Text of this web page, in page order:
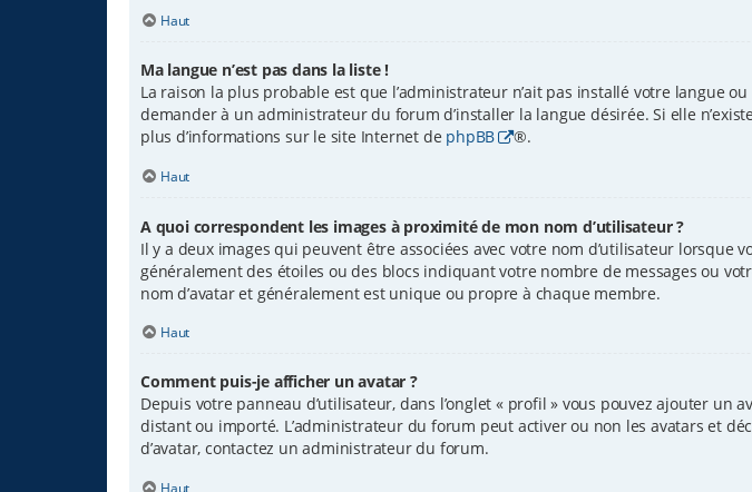
Haut
Ma langue n’est pas dans la liste !
La raison la plus probable est que l’administrateur n’ait pas installé votre langue
demander à un administrateur du forum d’installer la langue désirée. Si elle
plus d’informations sur le site Internet de phpBB ®.
Haut
A quoi correspondent les images à proximité de mon nom d’utilisateur ?
Il y a deux images qui peuvent être associées avec votre nom d’utilisateur lorsque
généralement des étoiles ou des blocs indiquant votre nombre de messages ou
nom d’avatar et généralement est unique ou propre à chaque membre.
Haut
Comment puis-je afficher un avatar ?
Depuis votre panneau d’utilisateur, dans l’onglet « profil » vous pouvez ajouter un
distant ou importé. L’administrateur du forum peut activer ou non les avatars et
d’avatar, contactez un administrateur du forum.
Haut